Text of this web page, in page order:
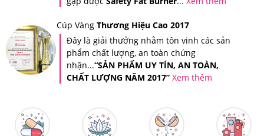
Sản Phẩm Dầu tẩy trang SK-II Facial Treatment
Cleansing Oil 250ml đang được bán kèm với rất nhiều
quà tặng giá trị. Hãy liên hệ ngay với Hệ Thống Giảm
Cân An Toàn để cập nhật thông tin quà tặng mới.
Hiện Sản Phẩm Dầu tẩy trang SK-II Facial Treatment
Cleansing Oil 250ml đang bán chạy tại hệ thống
Cúp Vàng Thương Hiệu Cao 2017
Đây là giải thưởng nhằm tôn vinh các sản
phẩm chất lượng, an toàn chứng
nhận...“SẢN PHẨM UY TÍN, AN TOÀN,
CHẤT LƯỢNG NĂM 2017” Xem thêm